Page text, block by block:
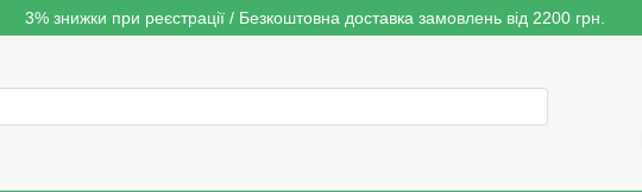
3% знижки при реєстрації / Безкоштовна доставка замовлень від 2200 грн.